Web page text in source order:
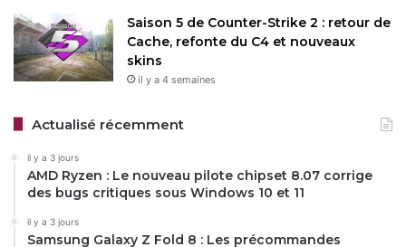
Saison 5 de Counter-Strike 2 : retour de
Cache, refonte du C4 et nouveaux
skins
il y a 4 semaines
Actualisé récemment
il y a 3 jours
AMD Ryzen : Le nouveau pilote chipset 8.07 corrige
des bugs critiques sous Windows 10 et 11
il y a 3 jours
Samsung Galaxy Z Fold 8 : Les précommandes